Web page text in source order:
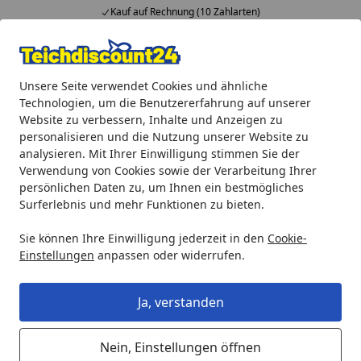
Unsere Seite verwendet Cookies und ähnliche
Technologien, um die Benutzererfahrung auf unserer
Website zu verbessern, Inhalte und Anzeigen zu
personalisieren und die Nutzung unserer Website zu
analysieren. Mit Ihrer Einwilligung stimmen Sie der
Verwendung von Cookies sowie der Verarbeitung Ihrer
persönlichen Daten zu, um Ihnen ein bestmögliches
Surferlebnis und mehr Funktionen zu bieten.
Sie können Ihre Einwilligung jederzeit in den Cookie-
Einstellungen anpassen oder widerrufen.
Ja, verstanden
Nein, Einstellungen öffnen
Kauf auf Rechnung (10 Zahlarten)
Alle Produkte
Mein Konto
Suchen
Startseite
Aquaristik EDEN Außenfilter FET 100
EDEN Außenfilter FET 100